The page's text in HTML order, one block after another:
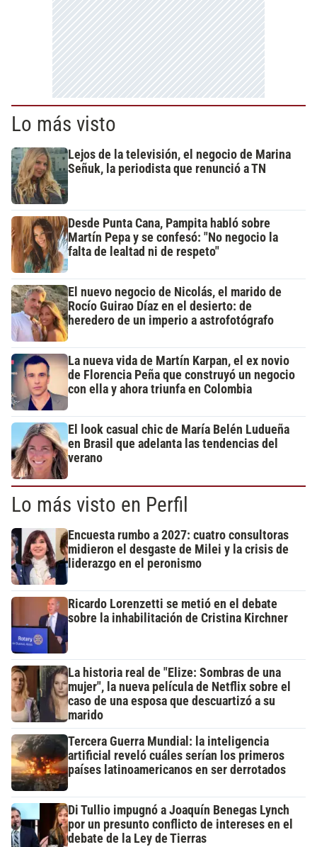
Lo más visto
Lejos de la televisión, el negocio de Marina
Señuk, la periodista que renunció a TN
Desde Punta Cana, Pampita habló sobre
Martín Pepa y se confesó: "No negocio la
falta de lealtad ni de respeto"
El nuevo negocio de Nicolás, el marido de
Rocío Guirao Díaz en el desierto: de
heredero de un imperio a astrofotógrafo
La nueva vida de Martín Karpan, el ex novio
de Florencia Peña que construyó un negocio
con ella y ahora triunfa en Colombia
El look casual chic de María Belén Ludueña
en Brasil que adelanta las tendencias del
verano
Lo más visto en Perfil
Encuesta rumbo a 2027: cuatro consultoras
midieron el desgaste de Milei y la crisis de
liderazgo en el peronismo
Ricardo Lorenzetti se metió en el debate
sobre la inhabilitación de Cristina Kirchner
La historia real de "Elize: Sombras de una
mujer", la nueva película de Netflix sobre el
caso de una esposa que descuartizó a su
marido
Tercera Guerra Mundial: la inteligencia
artificial reveló cuáles serían los primeros
países latinoamericanos en ser derrotados
Di Tullio impugnó a Joaquín Benegas Lynch
por un presunto conflicto de intereses en el
debate de la Ley de Tierras